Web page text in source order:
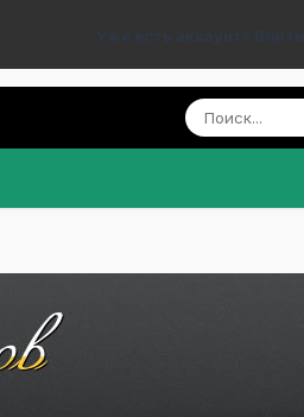
Уже есть аккаунт? Войти